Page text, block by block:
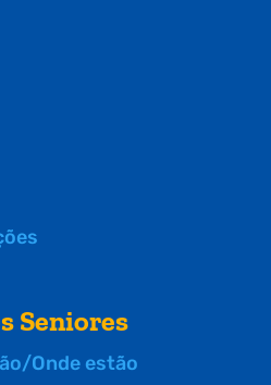
Seniores
Onde estão